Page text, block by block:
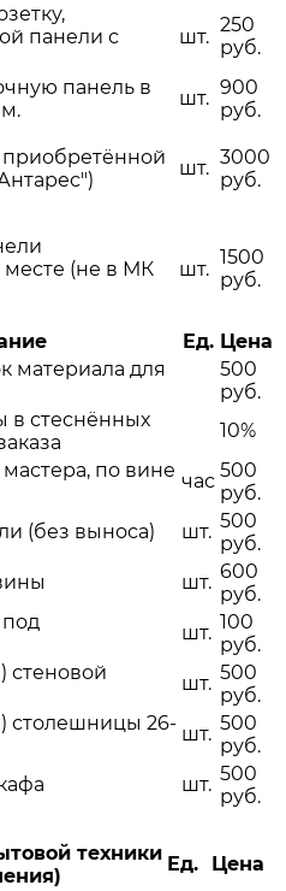
панели с
шт.
250
руб.
панель в
шт. 900
руб.
шт. 3000
руб.
(не в МК
шт.
1500
руб.
Ед. Цена
материала для
500
руб.
в стеснённых
10%
по вине час 500
руб.
(без выноса)
шт. 500
руб.
шт. 600
руб.
шт. 100
руб.
стеновой
шт. 500
руб.
столешницы 26- шт. 500
руб.
шт. 500
руб.
техники Ед. Цена